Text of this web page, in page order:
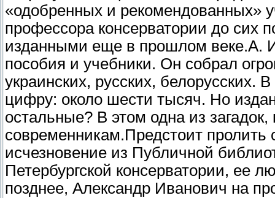
«одобренных и рекомендованных»
профессора консерватории до сих
изданными еще в прошлом веке.А.
пособия и учебники. Он собрал
украинских, русских,
цифру: около шести тысяч. Но
остальные? В этом одна из
современникам.Предстоит пролить
исчезновение из Публичной
Петербургской консерватории, ее
позднее, Александр Иванович на